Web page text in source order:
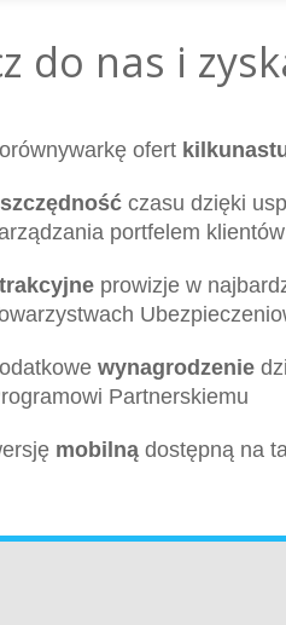
do nas i
ofert
czasu dzięki
portfelem klientów
prowizje w
wynagrodzenie
Partnerskiemu
mobilną dostępną na